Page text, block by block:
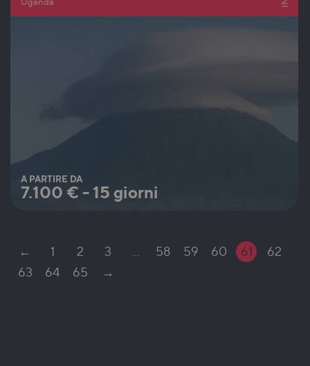
A PARTIRE DA
7.100 € - 15 giorni
← 1 2 3 58 59 60 61
62
63
64 65 →